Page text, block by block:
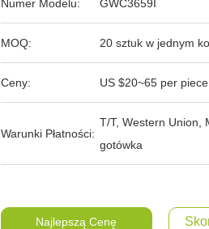
Numer Modelu: GWC3659I
MOQ: 20 sztuk w jednym
Ceny: US $20~65 per piece
Warunki Płatności:
T/T, Western Union,
gotówka
Najlepszą Cenę